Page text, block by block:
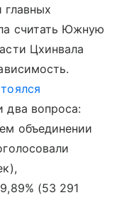
главных
считать Южную
Цхинвала
два вопроса:
объединении
(53 291